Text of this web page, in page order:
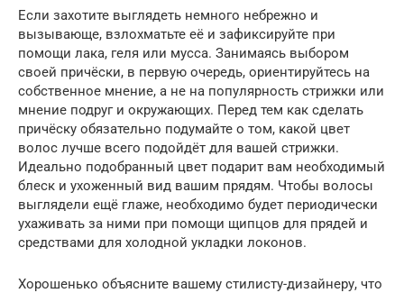
Если захотите выглядеть немного небрежно и
вызывающе, взлохматьте её и зафиксируйте при
помощи лака, геля или мусса. Занимаясь выбором
своей причёски, в первую очередь, ориентируйтесь на
собственное мнение, а не на популярность стрижки или
мнение подруг и окружающих. Перед тем как сделать
причёску обязательно подумайте о том, какой цвет
волос лучше всего подойдёт для вашей стрижки.
Идеально подобранный цвет подарит вам необходимый
блеск и ухоженный вид вашим прядям. Чтобы волосы
выглядели ещё глаже, необходимо будет периодически
ухаживать за ними при помощи щипцов для прядей и
средствами для холодной укладки локонов.
Хорошенько объясните вашему стилисту-дизайнеру, что